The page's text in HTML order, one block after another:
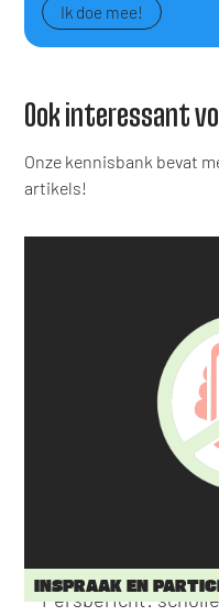
Ik doe mee!
Ook interessant
Onze kennisbank bevat
artikels!
INSPRAAK EN
Persbericht: